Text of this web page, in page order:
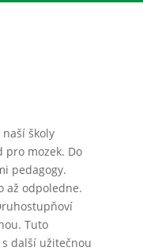
školy
pro mozek. Do
pedagogy.
až odpoledne.
Tuto
další užitečnou